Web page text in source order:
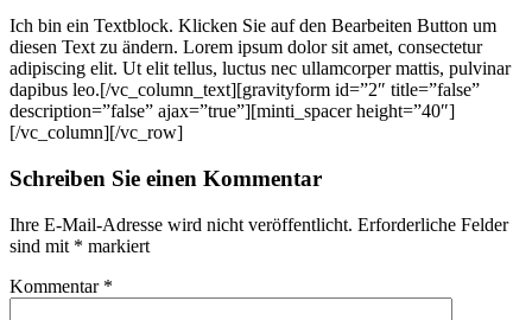
Ich bin ein Textblock. Klicken Sie auf den Bearbeiten Button um
diesen Text zu ändern. Lorem ipsum dolor sit amet, consectetur
adipiscing elit. Ut elit tellus, luctus nec ullamcorper mattis, pulvinar
dapibus leo.[/vc_column_text][gravityform id=”2″ title=”false”
description=”false” ajax=”true”][minti_spacer height=”40″]
[/vc_column][/vc_row]
Schreiben Sie einen Kommentar
Ihre E-Mail-Adresse wird nicht veröffentlicht. Erforderliche Felder
sind mit * markiert
Kommentar *